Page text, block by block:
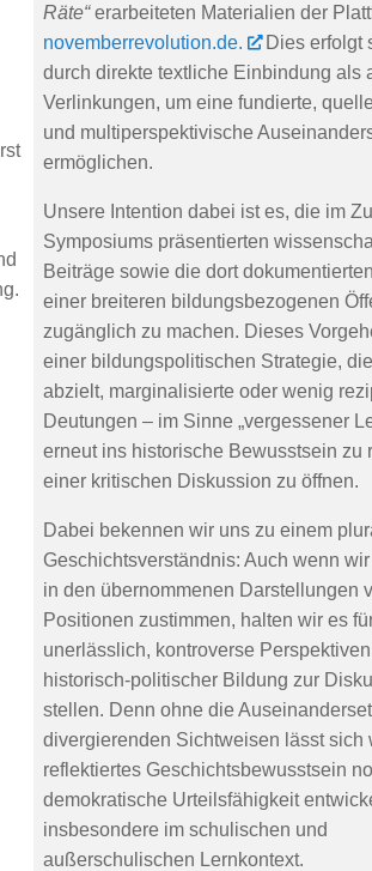
Räte“erarbeiteten Materialien der
novemberrevolution.de.
Dies erfolgt
durch direkte textliche Einbindung als
Verlinkungen, um eine fundierte,
und multiperspektivische
ermöglichen.
Unsere Intention dabei ist es, die im
Symposiums präsentierten
Beiträge sowie die dort
einer breiteren bildungsbezogenen
zugänglich zu machen. Dieses
einer bildungspolitischen Strategie,
abzielt, marginalisierte oder wenig
Deutungen – im Sinne „vergessener
erneut ins historische Bewusstsein zu
einer kritischen Diskussion zu öffnen.
Dabei bekennen wir uns zu einem
Geschichtsverständnis: Auch wenn
in den übernommenen Darstellungen
Positionen zustimmen, halten wir es
unerlässlich, kontroverse
historisch-politischer Bildung zur
stellen. Denn ohne die
divergierenden Sichtweisen lässt sich
reflektiertes Geschichtsbewusstsein
demokratische Urteilsfähigkeit
insbesondere im schulischen und
außerschulischen Lernkontext.